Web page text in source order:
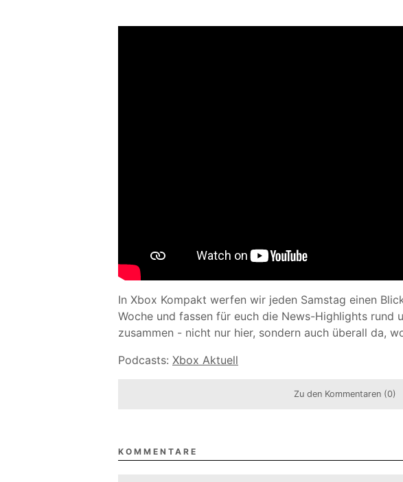
In Xbox Kompakt werfen wir jeden Samstag einen
Woche und fassen für euch die News-Highlights rund
zusammen - nicht nur hier, sondern auch überall da,
Podcasts: Xbox Aktuell
Zu den Kommentaren (0)
KOMMENTARE